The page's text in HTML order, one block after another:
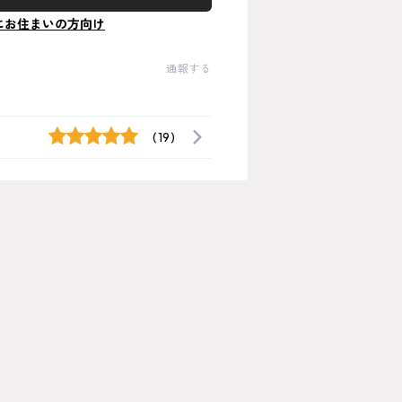
お住まいの方向け
通報する
(19)